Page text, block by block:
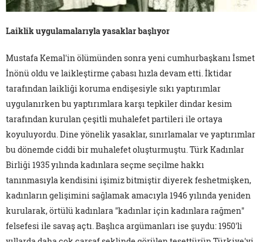
Laiklik uygulamalarıyla yasaklar başlıyor
Mustafa Kemal'in ölümünden sonra yeni cumhurbaşkanı İsmet
İnönü oldu ve laikleştirme çabası hızla devam etti. İktidar
tarafından laikliği koruma endişesiyle sıkı yaptırımlar
uygulanırken bu yaptırımlara karşı tepkiler dindar kesim
tarafından kurulan çeşitli muhalefet partileri ile ortaya
koyuluyordu. Dine yönelik yasaklar, sınırlamalar ve yaptırımlar
bu dönemde ciddi bir muhalefet oluşturmuştu. Türk Kadınlar
Birliği 1935 yılında kadınlara seçme seçilme hakkı
tanınmasıyla kendisini işimiz bitmiştir diyerek feshetmişken,
kadınların gelişimini sağlamak amacıyla 1946 yılında yeniden
kurularak, örtülü kadınlara "kadınlar için kadınlara rağmen"
felsefesi ile savaş açtı. Başlıca argümanları ise şuydu: 1950'li